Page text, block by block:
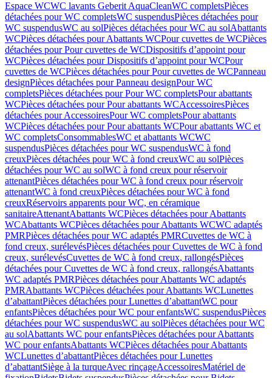
Espace WCWC lavants Geberit AquaCleanWC completsPièces
détachées pour WC completsWC suspendusPièces détachées pour
WC suspendusWC au solPièces détachées pour WC au solAbattants
WCPièces détachées pour Abattants WCPour cuvettes de WCPièces
détachées pour Pour cuvettes de WCDispositifs d’appoint pour
WCPièces détachées pour Dispositifs d’appoint pour WCPour
cuvettes de WCPièces détachées pour Pour cuvettes de WCPanneau
designPièces détachées pour Panneau designPour WC
completsPièces détachées pour Pour WC completsPour abattants
WCPièces détachées pour Pour abattants WCAccessoiresPièces
détachées pour AccessoiresPour WC completsPour abattants
WCPièces détachées pour Pour abattants WCPour abattants WC et
WC completsConsommablesWC et abattants WCWC
suspendusPièces détachées pour WC suspendusWC à fond
creuxPièces détachées pour WC à fond creuxWC au solPièces
détachées pour WC au solWC à fond creux pour réservoir
attenantPièces détachées pour WC à fond creux pour réservoir
attenantWC à fond creuxPièces détachées pour WC à fond
creuxRéservoirs apparents pour WC, en céramique
sanitaireAttenantAbattants WCPièces détachées pour Abattants
WCAbattants WCPièces détachées pour Abattants WCWC adaptés
PMRPièces détachées pour WC adaptés PMRCuvettes de WC à
fond creux, surélevésPièces détachées pour Cuvettes de WC à fond
creux, surélevésCuvettes de WC à fond creux, rallongésPièces
détachées pour Cuvettes de WC à fond creux, rallongésAbattants
WC adaptés PMRPièces détachées pour Abattants WC adaptés
PMRAbattants WCPièces détachées pour Abattants WCLunettes
d’abattantPièces détachées pour Lunettes d’abattantWC pour
enfantsPièces détachées pour WC pour enfantsWC suspendusPièces
détachées pour WC suspendusWC au solPièces détachées pour WC
au solAbattants WC pour enfantsPièces détachées pour Abattants
WC pour enfantsAbattants WCPièces détachées pour Abattants
WCLunettes d’abattantPièces détachées pour Lunettes
d’abattantSiège à la turqueAvec rinçageAccessoiresMatériel de